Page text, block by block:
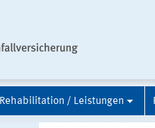
Rehabilitation / Leistungen